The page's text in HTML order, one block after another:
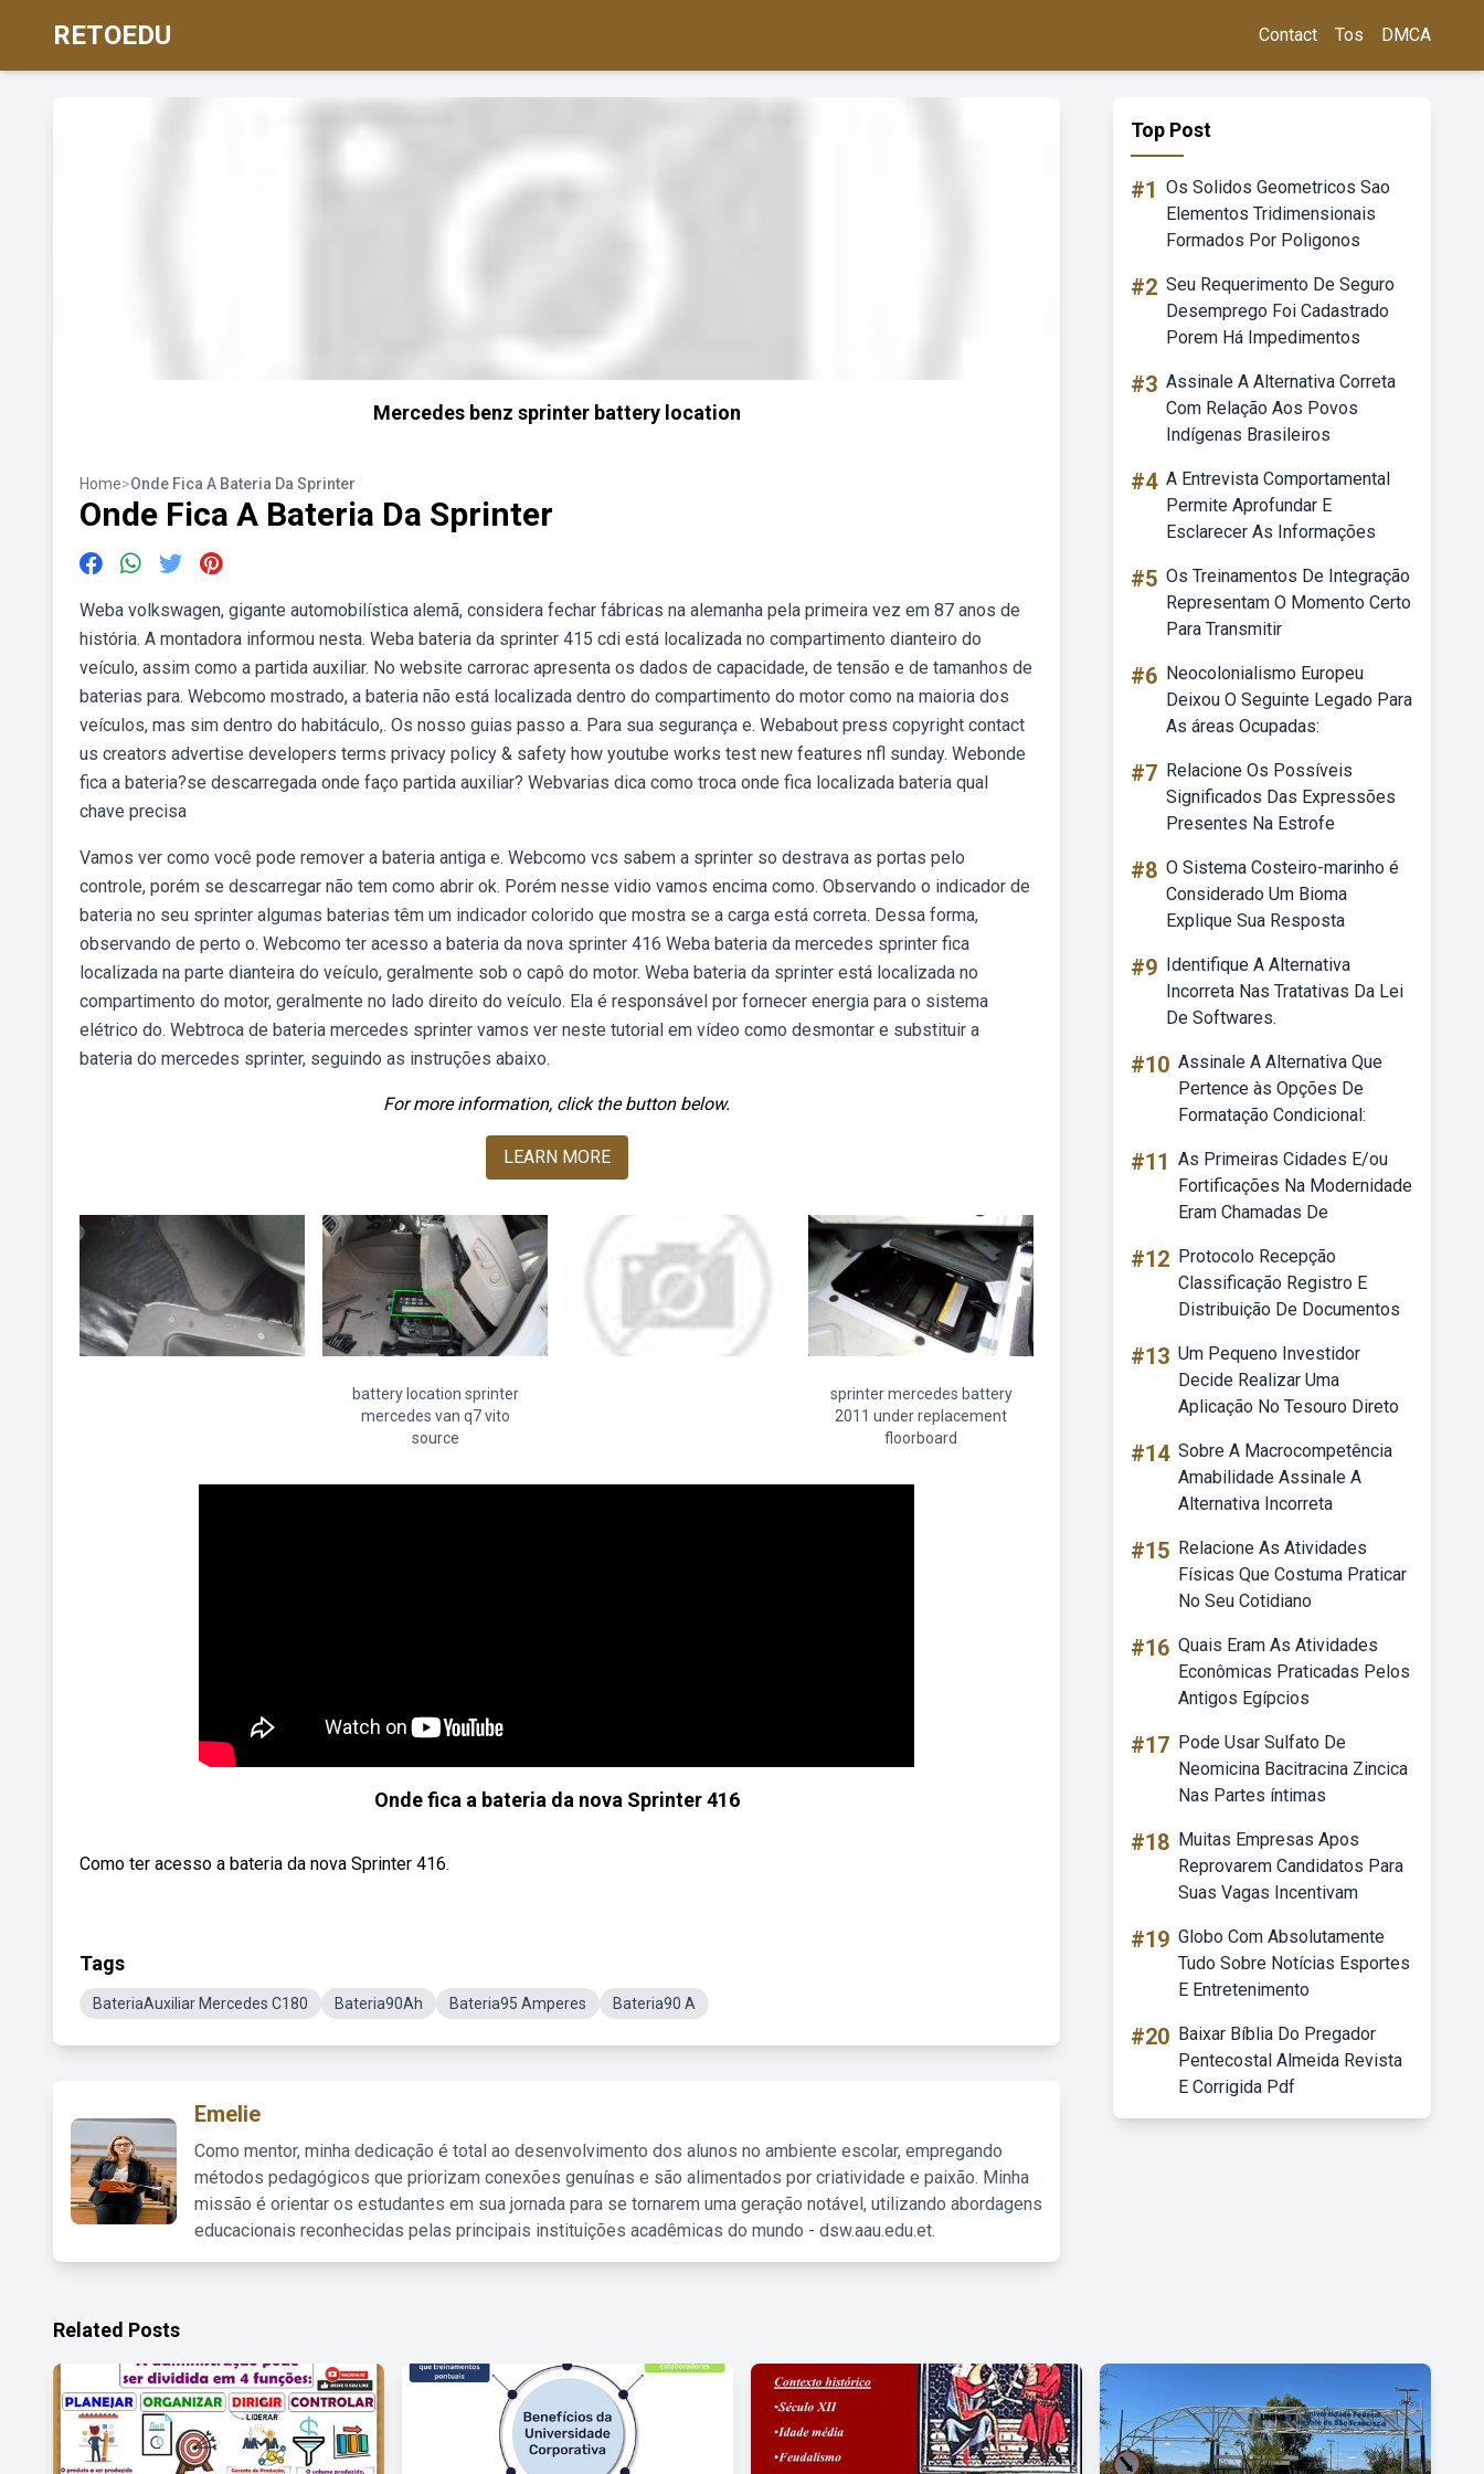
RETOEDU Contact Tos DMCA
Mercedes benz sprinter battery location
Home>Onde Fica A Bateria Da Sprinter
Onde Fica A Bateria Da Sprinter
Weba volkswagen, gigante automobilística alemã, considera fechar fábricas na alemanha pela primeira vez em 87 anos de
história. A montadora informou nesta. Weba bateria da sprinter 415 cdi está localizada no compartimento dianteiro do
veículo, assim como a partida auxiliar. No website carrorac apresenta os dados de capacidade, de tensão e de tamanhos de
baterias para. Webcomo mostrado, a bateria não está localizada dentro do compartimento do motor como na maioria dos
veículos, mas sim dentro do habitáculo,. Os nosso guias passo a. Para sua segurança e. Webabout press copyright contact
us creators advertise developers terms privacy policy & safety how youtube works test new features nfl sunday. Webonde
fica a bateria?se descarregada onde faço partida auxiliar? Webvarias dica como troca onde fica localizada bateria qual
chave precisa
Vamos ver como você pode remover a bateria antiga e. Webcomo vcs sabem a sprinter so destrava as portas pelo
controle, porém se descarregar não tem como abrir ok. Porém nesse vidio vamos encima como. Observando o indicador de
bateria no seu sprinter algumas baterias têm um indicador colorido que mostra se a carga está correta. Dessa forma,
observando de perto o. Webcomo ter acesso a bateria da nova sprinter 416 Weba bateria da mercedes sprinter fica
localizada na parte dianteira do veículo, geralmente sob o capô do motor. Weba bateria da sprinter está localizada no
compartimento do motor, geralmente no lado direito do veículo. Ela é responsável por fornecer energia para o sistema
elétrico do. Webtroca de bateria mercedes sprinter vamos ver neste tutorial em vídeo como desmontar e substituir a
bateria do mercedes sprinter, seguindo as instruções abaixo.
For more information, click the button below.
LEARN MORE
battery location sprinter
mercedes van q7 vito
source
sprinter mercedes battery
2011 under replacement
floorboard
Onde fica a bateria da nova Sprinter 416
Como ter acesso a bateria da nova Sprinter 416.
Tags
BateriaAuxiliar Mercedes C180 Bateria90Ah Bateria95 Amperes Bateria90 A
Emelie
Como mentor, minha dedicação é total ao desenvolvimento dos alunos no ambiente escolar, empregando
métodos pedagógicos que priorizam conexões genuínas e são alimentados por criatividade e paixão. Minha
missão é orientar os estudantes em sua jornada para se tornarem uma geração notável, utilizando abordagens
educacionais reconhecidas pelas principais instituições acadêmicas do mundo - dsw.aau.edu.et.
Top Post
#1 Os Solidos Geometricos Sao
Elementos Tridimensionais
Formados Por Poligonos
#2 Seu Requerimento De Seguro
Desemprego Foi Cadastrado
Porem Há Impedimentos
#3 Assinale A Alternativa Correta
Com Relação Aos Povos
Indígenas Brasileiros
#4 A Entrevista Comportamental
Permite Aprofundar E
Esclarecer As Informações
#5 Os Treinamentos De Integração
Representam O Momento Certo
Para Transmitir
#6 Neocolonialismo Europeu
Deixou O Seguinte Legado Para
As áreas Ocupadas:
#7 Relacione Os Possíveis
Significados Das Expressões
Presentes Na Estrofe
#8 O Sistema Costeiro-marinho é
Considerado Um Bioma
Explique Sua Resposta
#9 Identifique A Alternativa
Incorreta Nas Tratativas Da Lei
De Softwares.
#10 Assinale A Alternativa Que
Pertence às Opções De
Formatação Condicional:
#11 As Primeiras Cidades E/ou
Fortificações Na Modernidade
Eram Chamadas De
#12 Protocolo Recepção
Classificação Registro E
Distribuição De Documentos
#13 Um Pequeno Investidor
Decide Realizar Uma
Aplicação No Tesouro Direto
#14 Sobre A Macrocompetência
Amabilidade Assinale A
Alternativa Incorreta
#15 Relacione As Atividades
Físicas Que Costuma Praticar
No Seu Cotidiano
#16 Quais Eram As Atividades
Econômicas Praticadas Pelos
Antigos Egípcios
#17 Pode Usar Sulfato De
Neomicina Bacitracina Zincica
Nas Partes íntimas
#18 Muitas Empresas Apos
Reprovarem Candidatos Para
Suas Vagas Incentivam
#19 Globo Com Absolutamente
Tudo Sobre Notícias Esportes
E Entretenimento
#20 Baixar Bíblia Do Pregador
Pentecostal Almeida Revista
E Corrigida Pdf
Related Posts